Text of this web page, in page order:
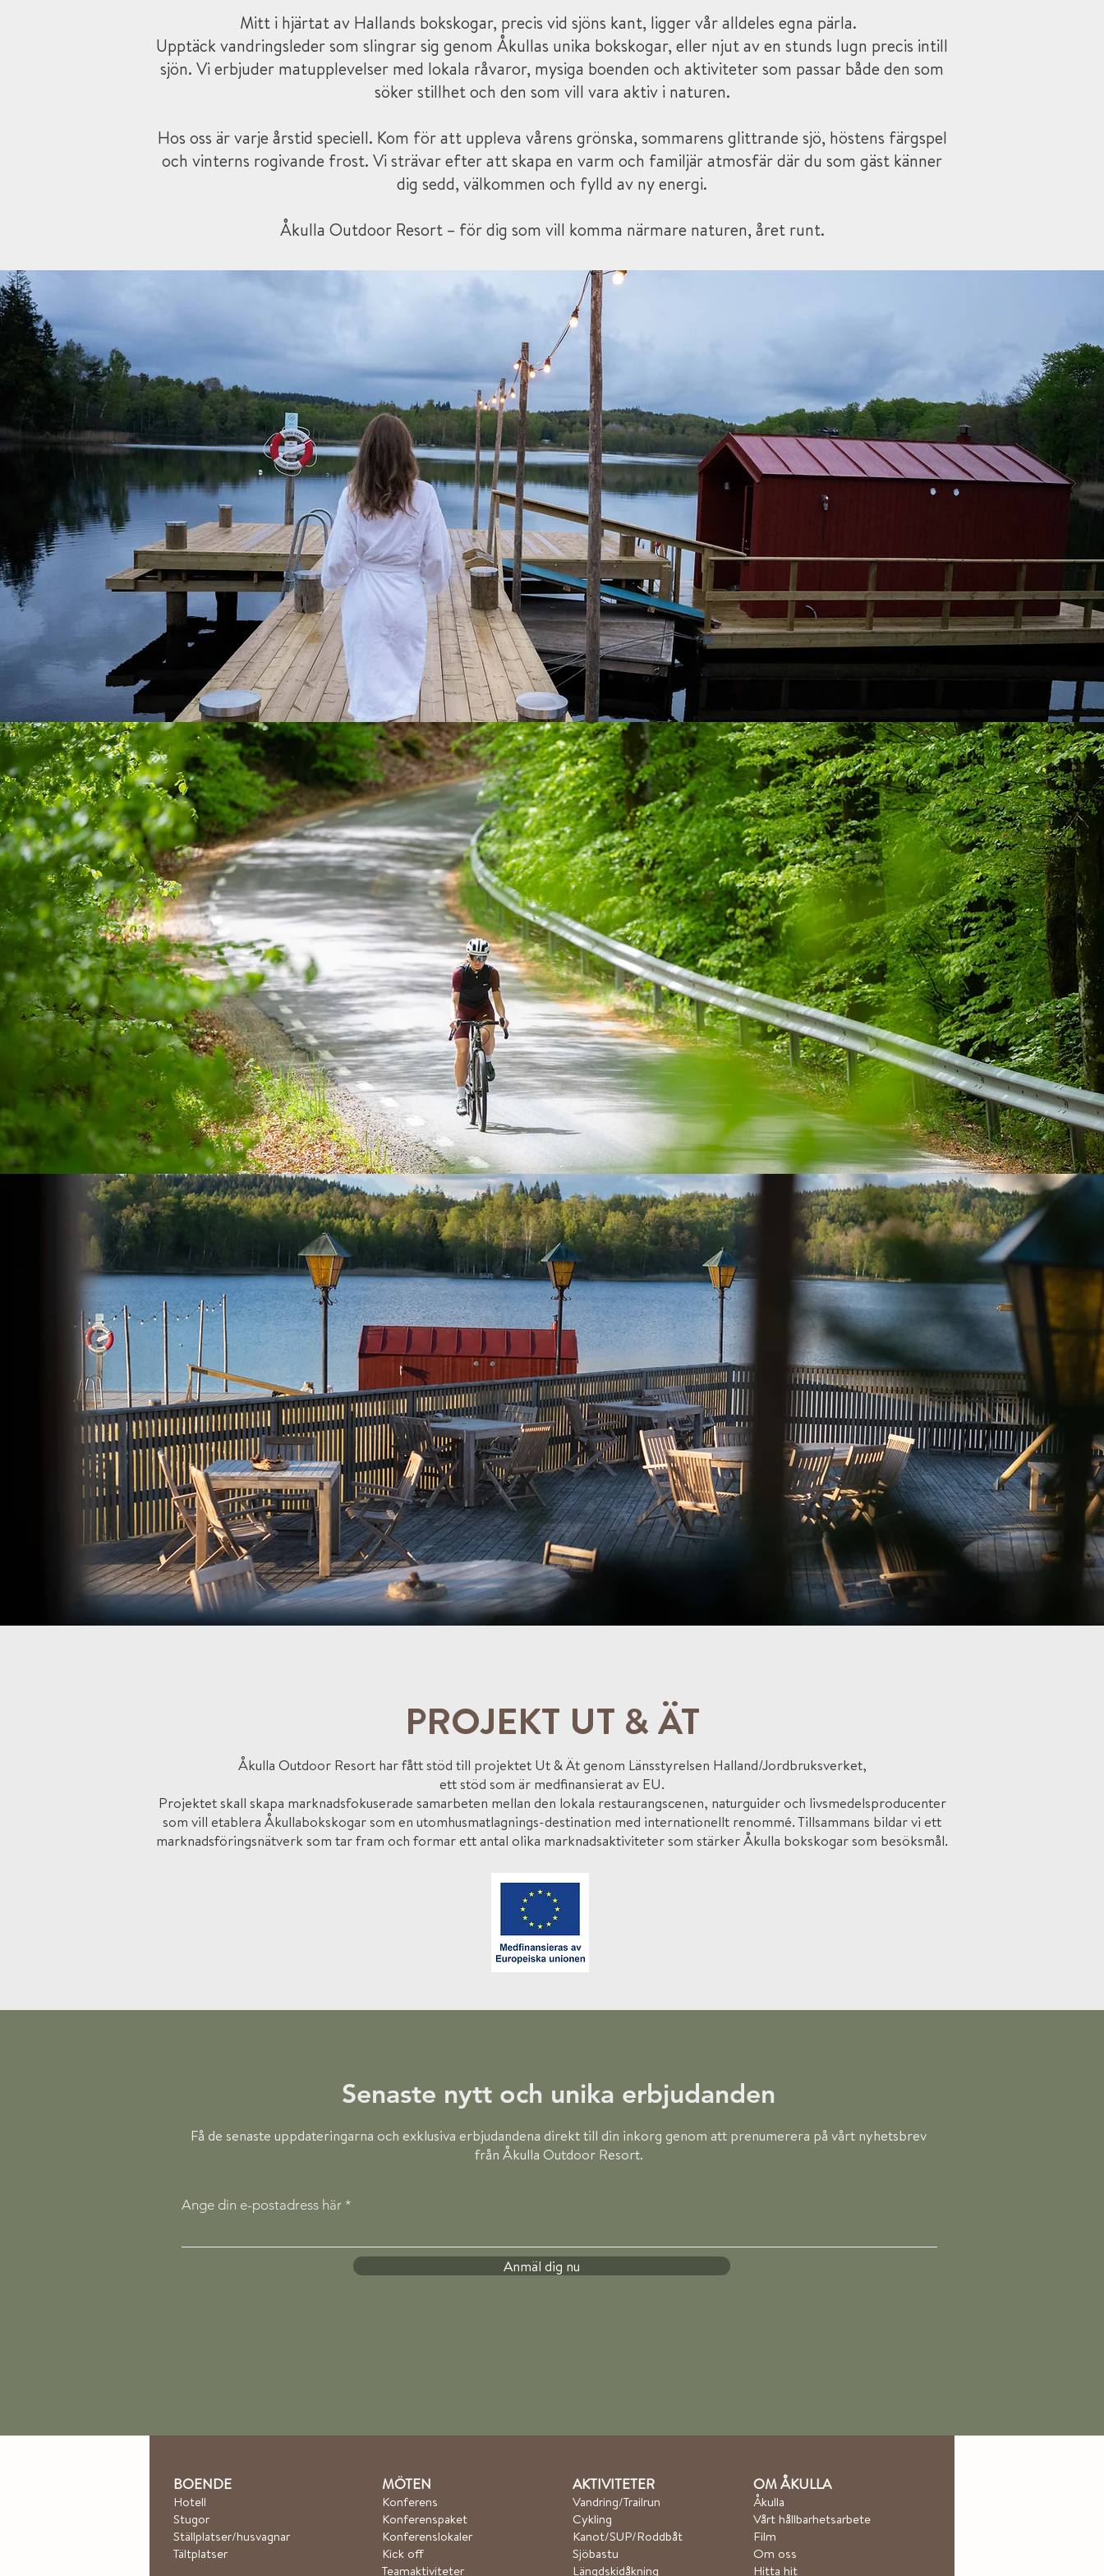
Mitt i hjärtat av Hallands bokskogar, precis vid sjöns kant, ligger vår alldeles egna pärla.
Upptäck vandringsleder som slingrar sig genom Åkullas unika bokskogar, eller njut av en stunds lugn precis intill
sjön. Vi erbjuder matupplevelser med lokala råvaror, mysiga boenden och aktiviteter som passar både den som
söker stillhet och den som vill vara aktiv i naturen.
Hos oss är varje årstid speciell. Kom för att uppleva vårens grönska, sommarens glittrande sjö, höstens färgspel
och vinterns rogivande frost. Vi strävar efter att skapa en varm och familjär atmosfär där du som gäst känner
dig sedd, välkommen och fylld av ny energi.
Åkulla Outdoor Resort – för dig som vill komma närmare naturen, året runt.
PROJEKT UT & ÄT
Åkulla Outdoor Resort har fått stöd till projektet Ut & Ät genom Länsstyrelsen Halland/Jordbruksverket,
ett stöd som är medfinansierat av EU.
Projektet skall skapa marknadsfokuserade samarbeten mellan den lokala restaurangscenen, naturguider och livsmedelsproducenter
som vill etablera Åkullabokskogar som en utomhusmatlagnings-destination med internationellt renommé. Tillsammans bildar vi ett
marknadsföringsnätverk som tar fram och formar ett antal olika marknadsaktiviteter som stärker Åkulla bokskogar som besöksmål.
Senaste nytt och unika erbjudanden
Få de senaste uppdateringarna och exklusiva erbjudandena direkt till din inkorg genom att prenumerera på vårt nyhetsbrev
från Åkulla Outdoor Resort.
Ange din e-postadress här
Anmäl dig nu​
BOENDE
Hotell
Stugor
Ställplatser/husvagnar
Tältplatser
MÖTEN
Konferens
Konferenspaket
Konferenslokaler
Kick off
Teamaktiviteter
AKTIVITETER
Vandring/Trailrun
Cykling
Kanot/SUP/Roddbåt​
Sjöbastu
Längdskidåkning
OM ÅKULLA
Åkulla
Vårt hållbarhetsarbete
Film
Om oss
Hitta hit